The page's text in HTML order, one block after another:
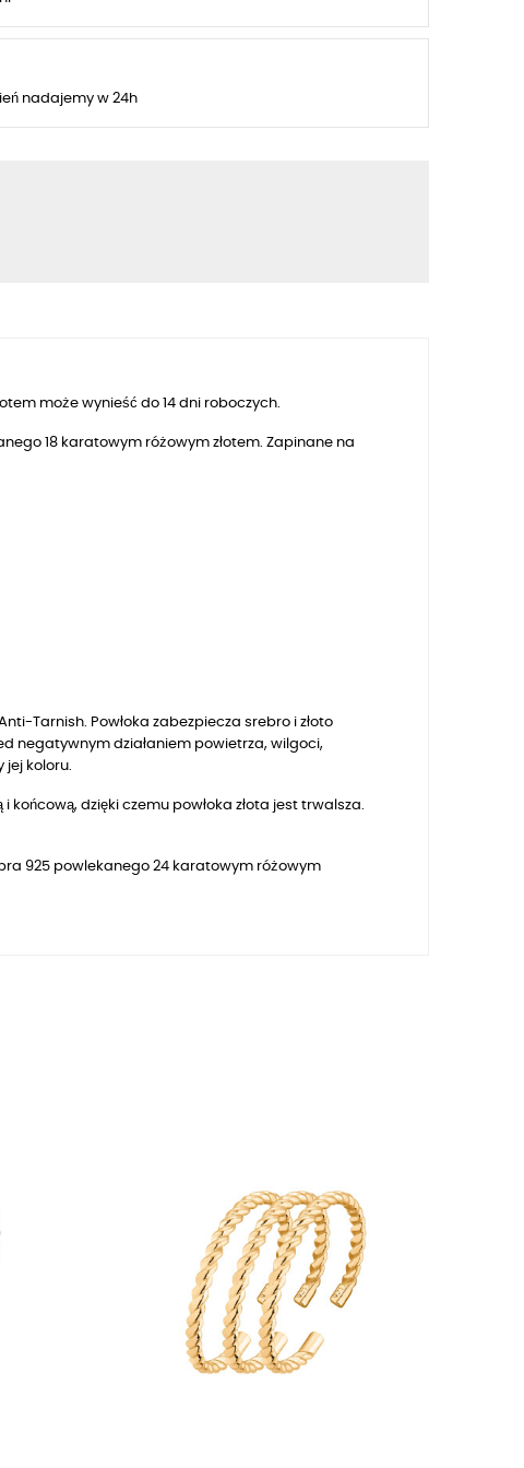
nadajemy w 24h
może wynieść do 14 dni roboczych.
18 karatowym różowym złotem. Zapinane na
Tarnish. Powłoka zabezpiecza srebro i złoto
negatywnym działaniem powietrza, wilgoci,
jej koloru.
dzięki czemu powłoka złota jest trwalsza.
925 powlekanego 24 karatowym różowym